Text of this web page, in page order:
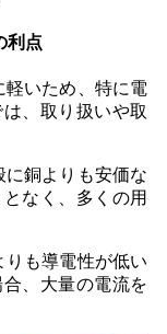
利点
いため、特に電
、取り扱いや取
銅よりも安価な
なく、多くの用
も導電性が低い
、大量の電流を